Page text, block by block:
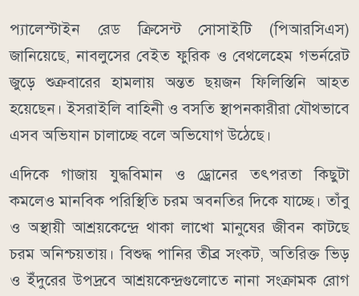
প্যালেস্টাইন রেড ক্রিসেন্ট সোসাইটি (পিআরসিএস)
জানিয়েছে, নাবলুসের বেইত ফুরিক ও বেথলেহেম গভর্নরেট
জুড়ে শুক্রবারের হামলায় অন্তত ছয়জন ফিলিস্তিনি আহত
হয়েছেন। ইসরাইলি বাহিনী ও বসতি স্থাপনকারীরা যৌথভাবে
এসব অভিযান চালাচ্ছে বলে অভিযোগ উঠেছে।
এদিকে গাজায় যুদ্ধবিমান ও ড্রোনের তৎপরতা কিছুটা
কমলেও মানবিক পরিস্থিতি চরম অবনতির দিকে যাচ্ছে। তাঁবু
ও অস্থায়ী আশ্রয়কেন্দ্রে থাকা লাখো মানুষের জীবন কাটছে
চরম অনিশ্চয়তায়। বিশুদ্ধ পানির তীব্র সংকট, অতিরিক্ত ভিড়
ও ইঁদুরের উপদ্রবে আশ্রয়কেন্দ্রগুলোতে নানা সংক্রামক রোগ